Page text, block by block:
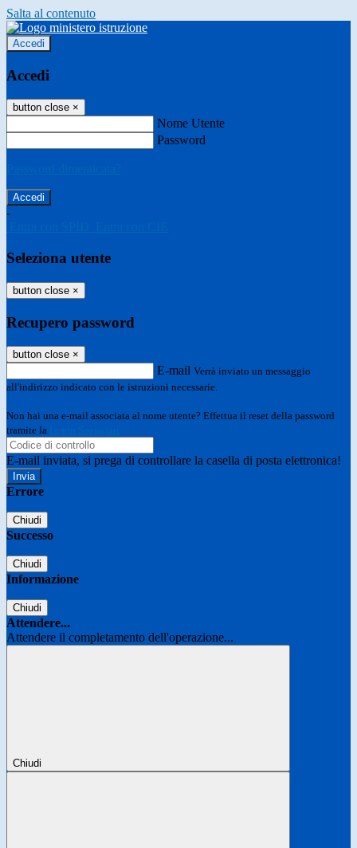
Salta al contenuto
Accedi
Accedi
button close ×
Nome Utente
Password
-
Seleziona utente
button close ×
Recupero password
button close ×
E-mail Verrà inviato un messaggio
all'indirizzo indicato con le istruzioni necessarie.
Non hai una e-mail associata al nome utente? Effettua il reset della password
tramite la
E-mail inviata, si prega di controllare la casella di posta elettronica!
Errore
Chiudi
Successo
Chiudi
Informazione
Chiudi
Attendere...
Attendere il completamento dell'operazione...
Chiudi